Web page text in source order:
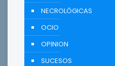
NECROLÓGICAS
OCIO
OPINION
SUCESOS